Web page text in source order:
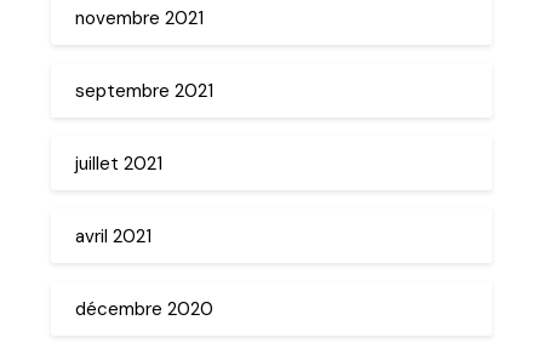
novembre 2021
septembre 2021
juillet 2021
avril 2021
décembre 2020